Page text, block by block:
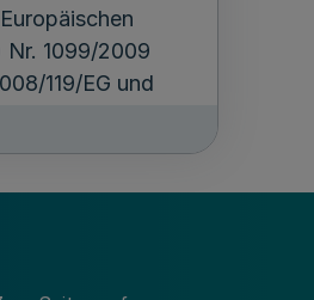
Nr. 1099/2009
119/EG und